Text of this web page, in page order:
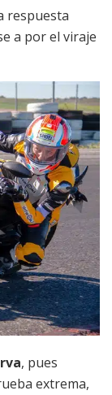
respuesta
a por el viraje
, pues
extrema,